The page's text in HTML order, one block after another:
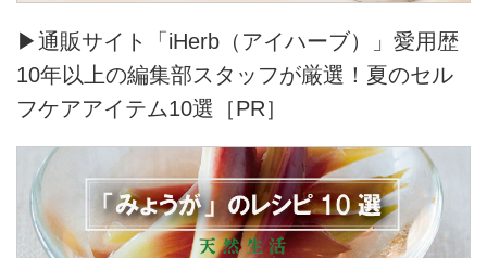
▶通販サイト「iHerb（アイハーブ）」愛用歴
10年以上の編集部スタッフが厳選！夏のセル
フケアアイテム10選［PR］